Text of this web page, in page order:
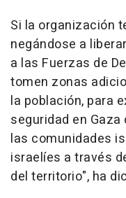
Si la organización
negándose a
a las Fuerzas de
tomen zonas
la población, para
seguridad en
las comunidades
israelíes a través
del territorio", ha